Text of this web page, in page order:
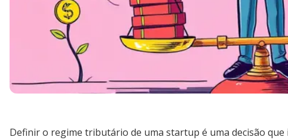
Definir o regime tributário de uma startup é uma decisão